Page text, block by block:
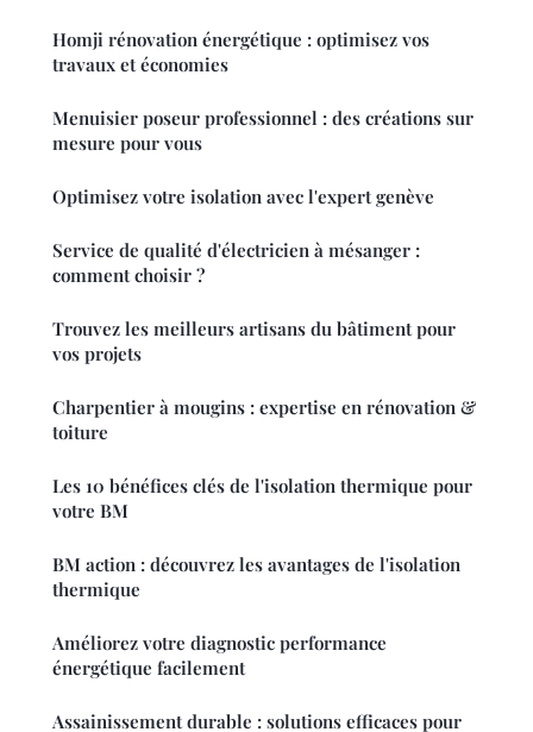
Homji rénovation énergétique : optimisez vos
travaux et économies
Menuisier poseur professionnel : des créations sur
mesure pour vous
Optimisez votre isolation avec l'expert genève
Service de qualité d'électricien à mésanger :
comment choisir ?
Trouvez les meilleurs artisans du bâtiment pour
vos projets
Charpentier à mougins : expertise en rénovation &
toiture
Les 10 bénéfices clés de l'isolation thermique pour
votre BM
BM action : découvrez les avantages de l'isolation
thermique
Améliorez votre diagnostic performance
énergétique facilement
Assainissement durable : solutions efficaces pour